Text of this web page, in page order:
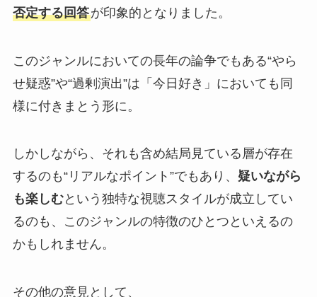
否定する回答が印象的となりました。
このジャンルにおいての長年の論争でもある“やら
せ疑惑”や“過剰演出”は「今日好き」においても同
様に付きまとう形に。
しかしながら、それも含め結局見ている層が存在
するのも“リアルなポイント”でもあり、 疑いながら
も楽しむという独特な視聴スタイルが成立してい
るのも、このジャンルの特徴のひとつといえるの
かもしれません。
その他の意見として、